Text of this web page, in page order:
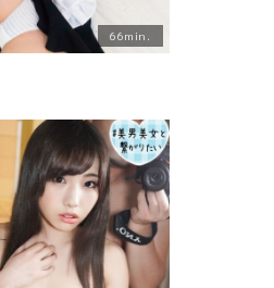
66min.